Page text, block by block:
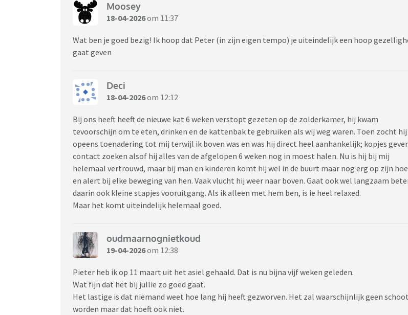
Moosey
18-04-2026om 11:37
Wat ben je goed bezig! Ik hoop dat Peter (in zijn eigen tempo) je uiteindelijk een hoop
gaat geven
Deci
18-04-2026om 12:12
Bij ons heeft heeft de nieuwe kat 6 weken verstopt gezeten op de zolderkamer, hij kwam
tevoorschijn om te eten, drinken en de kattenbak te gebruiken als wij weg waren. Toen zocht hij
opeens toenadering tot mij terwijl ik boven was en was hij direct heel aanhankelijk; kopjes
contact zoeken alsof hij alles van de afgelopen 6 weken nog in moest halen. Nu is hij bij mij
helemaal vertrouwd, maar bij man en kinderen komt hij wel in de buurt maar nog erg op zijn
en alert bij elke beweging van hen. Vaak vlucht hij weer naar boven. Gaat ook wel langzaam
daarin ook kleine stapjes vooruitgang. Als ik alleen met hem ben, is ie heel relaxed.
Maar het komt uiteindelijk helemaal goed.
oudmaarnognietkoud
19-04-2026om 12:38
Pieter heb ik op 11 maart uit het asiel gehaald. Dat is nu bijna vijf weken geleden.
Wat fijn dat het bij jullie zo goed gaat.
Het lastige is dat niemand weet hoe lang hij heeft gezworven. Het zal waarschijnlijk geen
worden maar dat hoeft ook niet.